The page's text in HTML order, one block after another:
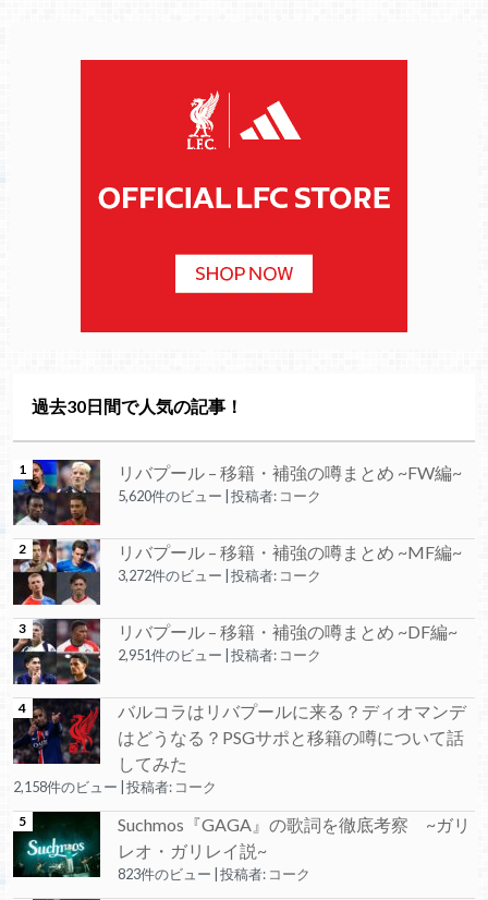
過去30日間で人気の記事！
リバプール – 移籍・補強の噂まとめ ~FW編~
5,620件のビュー 投稿者: コーク
リバプール – 移籍・補強の噂まとめ ~MF編~
3,272件のビュー 投稿者: コーク
リバプール – 移籍・補強の噂まとめ ~DF編~
2,951件のビュー 投稿者: コーク
バルコラはリバプールに来る？ディオマンデ
はどうなる？PSGサポと移籍の噂について話
してみた
2,158件のビュー 投稿者: コーク
Suchmos『GAGA』の歌詞を徹底考察 ~ガリ
レオ・ガリレイ説~
823件のビュー 投稿者: コーク